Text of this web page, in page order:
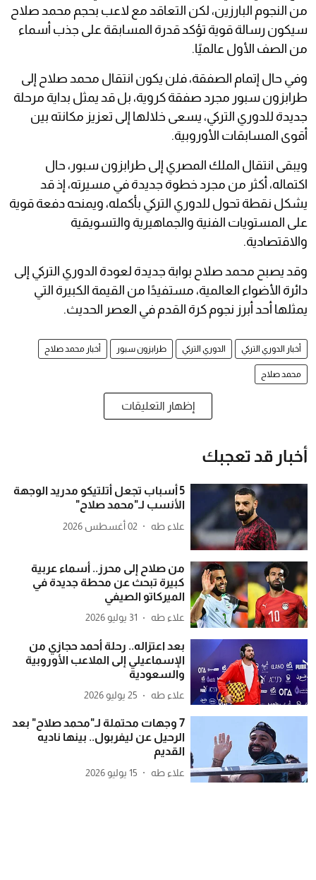
من النجوم البارزين، لكن التعاقد مع لاعب بحجم محمد صلاح
سيكون رسالة قوية تؤكد قدرة المسابقة على جذب أسماء
من الصف الأول عالميًا.
وفي حال إتمام الصفقة، فلن يكون انتقال محمد صلاح إلى
طرابزون سبور مجرد صفقة كروية، بل قد يمثل بداية مرحلة
جديدة للدوري التركي، يسعى خلالها إلى تعزيز مكانته بين
أقوى المسابقات الأوروبية.
ويبقى انتقال الملك المصري إلى طرابزون سبور، حال
اكتماله، أكثر من مجرد خطوة جديدة في مسيرته، إذ قد
يشكل نقطة تحول للدوري التركي بأكمله، ويمنحه دفعة قوية
على المستويات الفنية والجماهيرية والتسويقية
والاقتصادية.
وقد يصبح محمد صلاح بوابة جديدة لعودة الدوري التركي إلى
دائرة الأضواء العالمية، مستفيدًا من القيمة الكبيرة التي
يمثلها أحد أبرز نجوم كرة القدم في العصر الحديث.
أخبار الدوري التركي الدوري التركي طرابزون سبور أخبار محمد صلاح
محمد صلاح
إظهار التعليقات
أخبار قد تعجبك
5 أسباب تجعل أتلتيكو مدريد الوجهة
الأنسب لـ"محمد صلاح"
علاء طه 02 أغسطس 2026
من صلاح إلى محرز.. أسماء عربية
كبيرة تبحث عن محطة جديدة في
الميركاتو الصيفي
علاء طه 31 يوليو 2026
بعد اعتزاله.. رحلة أحمد حجازي من
الإسماعيلي إلى الملاعب الأوروبية
والسعودية
علاء طه 25 يوليو 2026
7 وجهات محتملة لـ"محمد صلاح" بعد
الرحيل عن ليفربول.. بينها ناديه
القديم
علاء طه 15 يوليو 2026